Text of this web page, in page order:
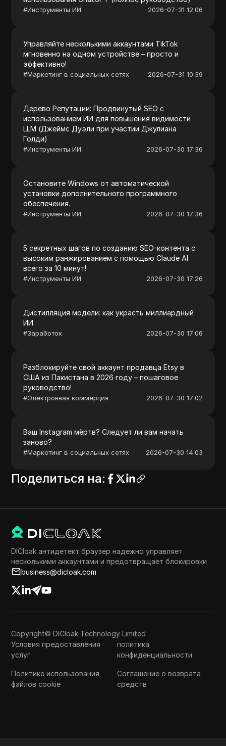
#Инструменты ИИ 2026-07-31 12:06
Управляйте несколькими аккаунтами TikTok
мгновенно на одном устройстве – просто и
эффективно!
#Маркетинг в социальных сетях 2026-07-31 10:39
Дерево Репутации: Продвинутый SEO с
использованием ИИ для повышения видимости
LLM (Джеймс Дуэли при участии Джулиана
Голди)
#Инструменты ИИ 2026-07-30 17:36
Остановите Windows от автоматической
установки дополнительного программного
обеспечения.
#Инструменты ИИ 2026-07-30 17:36
5 секретных шагов по созданию SEO-контента с
высоким ранжированием с помощью Claude AI
всего за 10 минут!
#Инструменты ИИ 2026-07-30 17:26
Дистилляция модели: как украсть миллиардный
ИИ
#Заработок 2026-07-30 17:06
Разблокируйте свой аккаунт продавца Etsy в
США из Пакистана в 2026 году – пошаговое
руководство!
#Электронная коммерция 2026-07-30 17:02
Ваш Instagram мёртв? Следует ли вам начать
заново?
#Маркетинг в социальных сетях 2026-07-30 14:03
Поделиться на:
DICloak антидетект браузер надежно управляет
несколькими аккаунтами и предотвращает блокировки
business@dicloak.com
Copyright© DICloak Technology Limited
Условия предоставления
услуг
политика
конфиденциальности
Политике использования
файлов cookie
Соглашение о возврата
средств